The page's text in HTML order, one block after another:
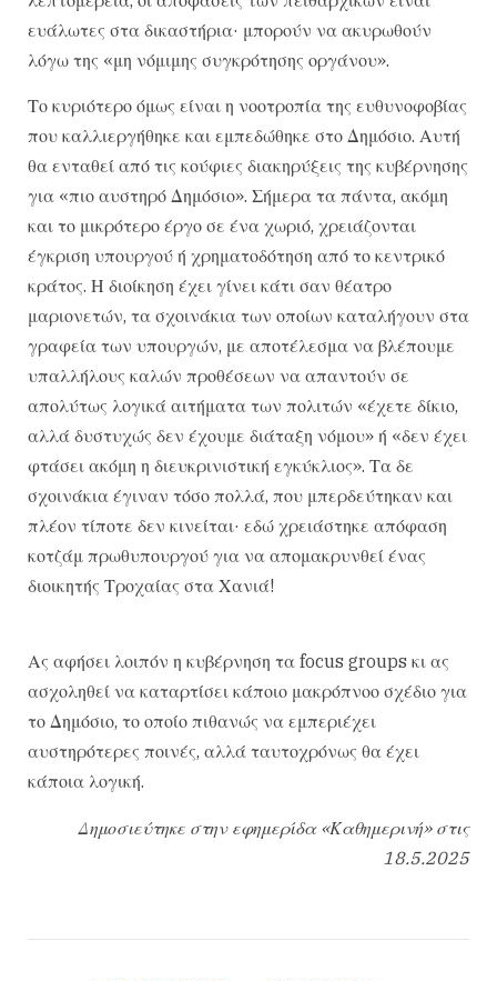
ευάλωτες στα δικαστήρια· μπορούν να ακυρωθούν
λόγω της «μη νόμιμης συγκρότησης οργάνου».
Το κυριότερο όμως είναι η νοοτροπία της ευθυνοφοβίας
που καλλιεργήθηκε και εμπεδώθηκε στο Δημόσιο. Αυτή
θα ενταθεί από τις κούφιες διακηρύξεις της κυβέρνησης
για «πιο αυστηρό Δημόσιο». Σήμερα τα πάντα, ακόμη
και το μικρότερο έργο σε ένα χωριό, χρειάζονται
έγκριση υπουργού ή χρηματοδότηση από το κεντρικό
κράτος. Η διοίκηση έχει γίνει κάτι σαν θέατρο
μαριονετών, τα σχοινάκια των οποίων καταλήγουν στα
γραφεία των υπουργών, με αποτέλεσμα να βλέπουμε
υπαλλήλους καλών προθέσεων να απαντούν σε
απολύτως λογικά αιτήματα των πολιτών «έχετε δίκιο,
αλλά δυστυχώς δεν έχουμε διάταξη νόμου» ή «δεν έχει
φτάσει ακόμη η διευκρινιστική εγκύκλιος». Τα δε
σχοινάκια έγιναν τόσο πολλά, που μπερδεύτηκαν και
πλέον τίποτε δεν κινείται· εδώ χρειάστηκε απόφαση
κοτζάμ πρωθυπουργού για να απομακρυνθεί ένας
διοικητής Τροχαίας στα Χανιά!
Ας αφήσει λοιπόν η κυβέρνηση τα focus groups κι ας
ασχοληθεί να καταρτίσει κάποιο μακρόπνοο σχέδιο για
το Δημόσιο, το οποίο πιθανώς να εμπεριέχει
αυστηρότερες ποινές, αλλά ταυτοχρόνως θα έχει
κάποια λογική.
Δημοσιεύτηκε στην εφημερίδα «Καθημερινή» στις
18.5.2025